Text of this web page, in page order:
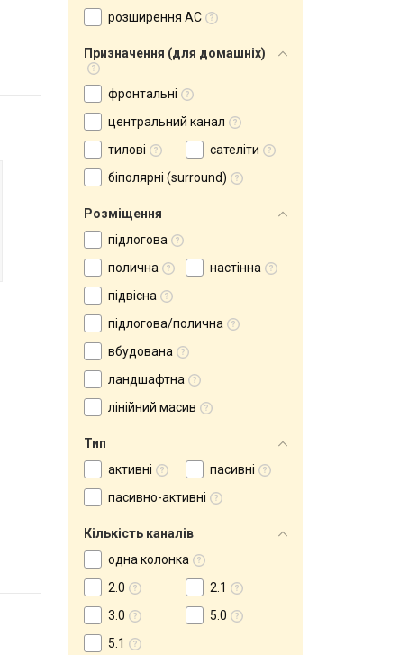
розширення АС
Призначення (для домашніх)
фронтальні
центральний канал
тилові
сателіти
біполярні (surround)
Розміщення
підлогова
полична
настінна
підвісна
підлогова/полична
вбудована
ландшафтна
лінійний масив
Тип
активні
пасивні
пасивно-активні
Кількість каналів
одна колонка
2.0
2.1
3.0
5.0
5.1